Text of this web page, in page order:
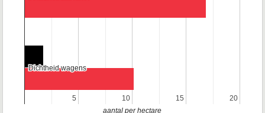
5
5 10
10 15
15 20
20
Dichtheid wagens
Dichtheid wagens
aantal per hectare